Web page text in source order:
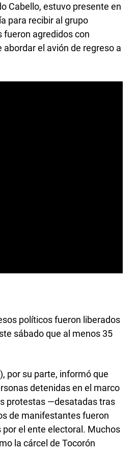
Cabello, estuvo presente en
para recibir al grupo
fueron agredidos con
el avión de regreso a
políticos fueron liberados
sábado que al menos 35
por su parte, informó que
detenidas en el marco
protestas —desatadas tras
de manifestantes fueron
el ente electoral. Muchos
la cárcel de Tocorón